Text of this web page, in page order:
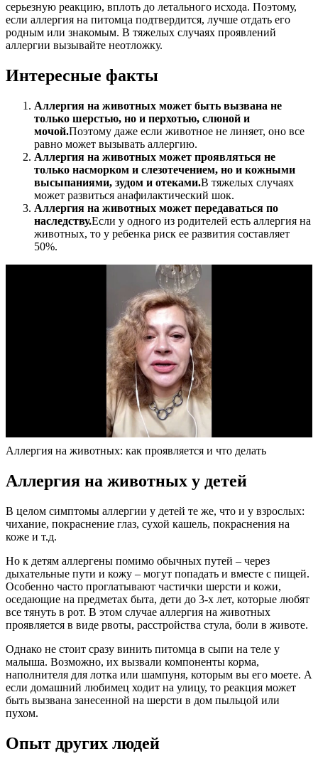
серьезную реакцию, вплоть до летального исхода. Поэтому,
если аллергия на питомца подтвердится, лучше отдать его
родным или знакомым. В тяжелых случаях проявлений
аллергии вызывайте неотложку.
Интересные факты
Аллергия на животных может быть вызвана не
только шерстью, но и перхотью, слюной и
мочой.Поэтому даже если животное не линяет, оно все
равно может вызывать аллергию.
Аллергия на животных может проявляться не
только насморком и слезотечением, но и кожными
высыпаниями, зудом и отеками.В тяжелых случаях
может развиться анафилактический шок.
Аллергия на животных может передаваться по
наследству.Если у одного из родителей есть аллергия на
животных, то у ребенка риск ее развития составляет
50%.
Аллергия на животных: как проявляется и что делать
Аллергия на животных у детей
В целом симптомы аллергии у детей те же, что и у взрослых:
чихание, покраснение глаз, сухой кашель, покраснения на
коже и т.д.
Но к детям аллергены помимо обычных путей – через
дыхательные пути и кожу – могут попадать и вместе с пищей.
Особенно часто проглатывают частички шерсти и кожи,
оседающие на предметах быта, дети до 3-х лет, которые любят
все тянуть в рот. В этом случае аллергия на животных
проявляется в виде рвоты, расстройства стула, боли в животе.
Однако не стоит сразу винить питомца в сыпи на теле у
малыша. Возможно, их вызвали компоненты корма,
наполнителя для лотка или шампуня, которым вы его моете. А
если домашний любимец ходит на улицу, то реакция может
быть вызвана занесенной на шерсти в дом пыльцой или
пухом.
Опыт других людей